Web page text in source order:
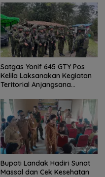
Satgas Yonif 645 GTY Pos
Kelila Laksanakan Kegiatan
Teritorial Anjangsana
Lurah
Bupati Landak Hadiri Sunat
Massal dan Cek Kesehatan